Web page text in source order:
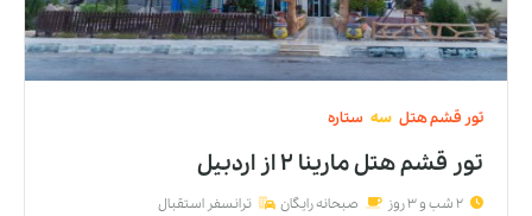
تور قشمهتل سه ستاره
تور قشم هتل مارینا 2 ازاردبیل
2 شب و 3 روز صبحانه رایگان ترانسفر استقبال